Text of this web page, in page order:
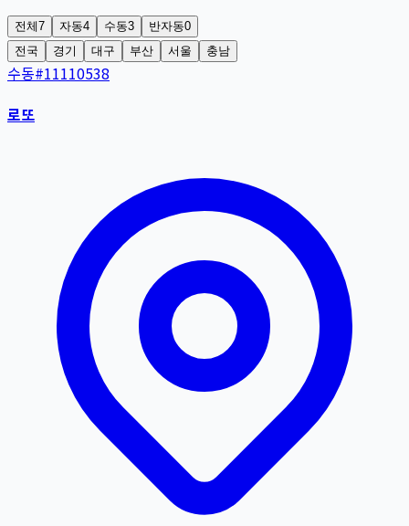
전체7 자동4 수동3 반자동0
전국
경기 대구 부산 서울 충남
수동#11110538
로또